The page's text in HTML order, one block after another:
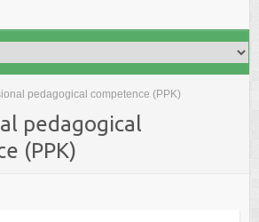
pedagogical competence (PPK)
pedagogical
(PPK)